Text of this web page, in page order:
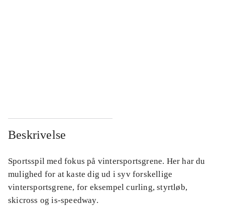
Beskrivelse
Sportsspil med fokus på vintersportsgrene. Her har du
mulighed for at kaste dig ud i syv forskellige
vintersportsgrene, for eksempel curling, styrtløb,
skicross og is-speedway.